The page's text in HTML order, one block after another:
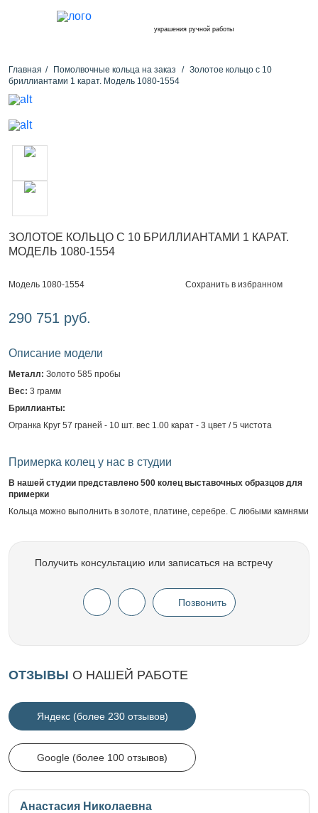
украшения ручной работы
Главная Помолвочные кольца на заказ
Золотое кольцо с 10
бриллиантами 1 карат. Модель 1080-1554
ЗОЛОТОЕ КОЛЬЦО С 10 БРИЛЛИАНТАМИ 1 КАРАТ.
МОДЕЛЬ 1080-1554
Модель 1080-1554 Сохранить в избранном
290 751 руб.
Описание модели
Металл: Золото 585 пробы
Вес: 3 грамм
Бриллианты:
Огранка Круг 57 граней - 10 шт. вес 1.00 карат - 3 цвет / 5 чистота
Примерка колец у нас в студии
В нашей студии представлено 500 колец выставочных образцов для
примерки
Кольца можно выполнить в золоте, платине, серебре. С любыми камнями
Получить консультацию или записаться на встречу
Позвонить
ОТЗЫВЫ О НАШЕЙ РАБОТЕ
Яндекс (более 230 отзывов)
Google (более 100 отзывов)
Анастасия Николаевна